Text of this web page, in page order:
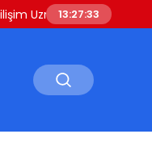
Uzmanları Yetiştiriyor
13:27:33